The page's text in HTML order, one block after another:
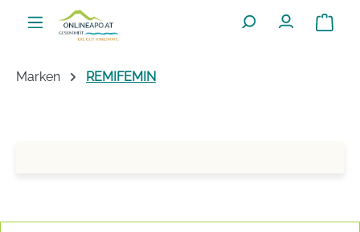
Zum Hauptinhalt springen
Marken REMIFEMIN